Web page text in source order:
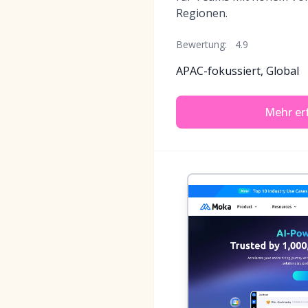
Regionen.
Bewertung: 4.9
APAC-fokussiert, Global
Mehr